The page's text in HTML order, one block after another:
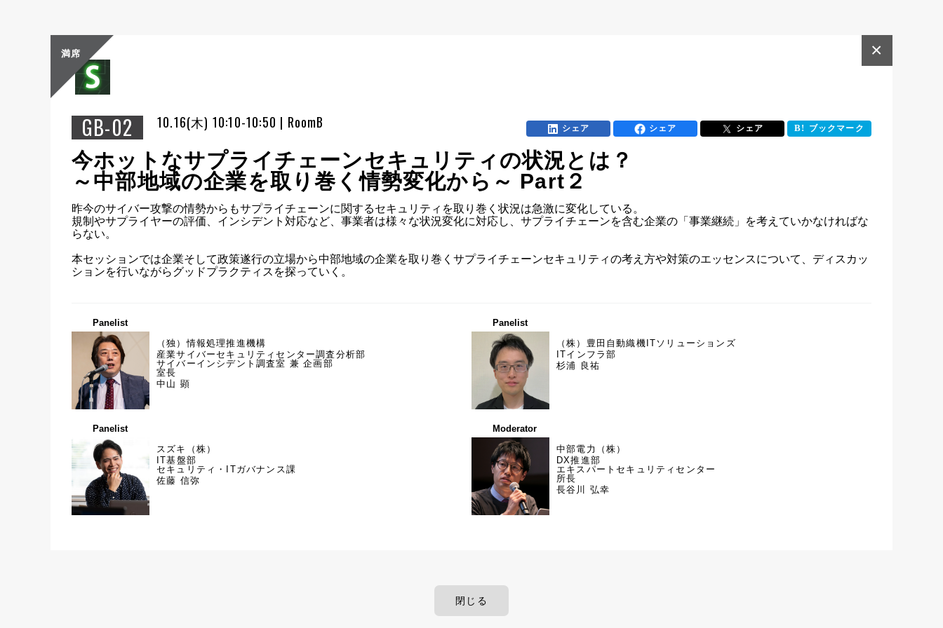
GB-02 10.16(木) 10:10-10:50 | RoomB
×
シェア シェア シェア ブックマーク
満席
今ホットなサプライチェーンセキュリティの状況とは？
～中部地域の企業を取り巻く情勢変化から～ Part２
昨今のサイバー攻撃の情勢からもサプライチェーンに関するセキュリティを取り巻く状況は急激に変化している。
規制やサプライヤーの評価、インシデント対応など、事業者は様々な状況変化に対応し、サプライチェーンを含む企業の「事業継続」を考えていかなければな
らない。
本セッションでは企業そして政策遂行の立場から中部地域の企業を取り巻くサプライチェーンセキュリティの考え方や対策のエッセンスについて、ディスカッ
ションを行いながらグッドプラクティスを探っていく。
Panelist
（独）情報処理推進機構
産業サイバーセキュリティセンター調査分析部
サイバーインシデント調査室 兼 企画部
室長
中山 顕
Panelist
（株）豊田自動織機ITソリューションズ
ITインフラ部
杉浦 良祐
Panelist
スズキ（株）
IT基盤部
セキュリティ・ITガバナンス課
佐藤 信弥
Moderator
中部電力（株）
DX推進部
エキスパートセキュリティセンター
所長
長谷川 弘幸
閉じる